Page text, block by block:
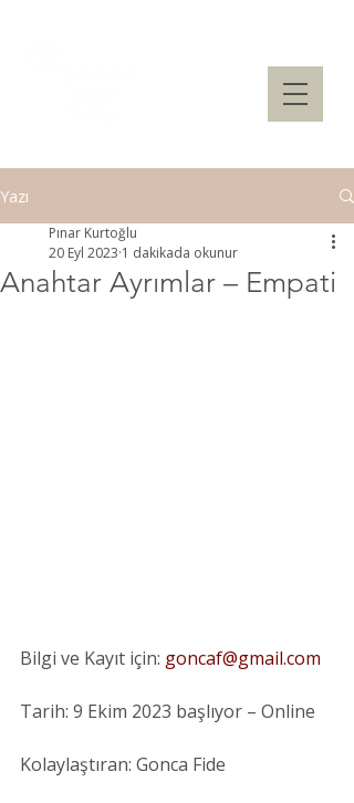
Yazı
Anahtar Ayrımlar – Empati
Pınar Kurtoğlu
20 Eyl 2023 1 dakikada okunur
Bilgi ve Kayıt için: goncaf@gmail.com
Tarih: 9 Ekim 2023 başlıyor – Online
Kolaylaştıran: Gonca Fide